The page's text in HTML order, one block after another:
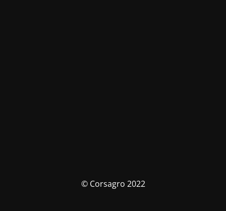
© Corsagro 2022